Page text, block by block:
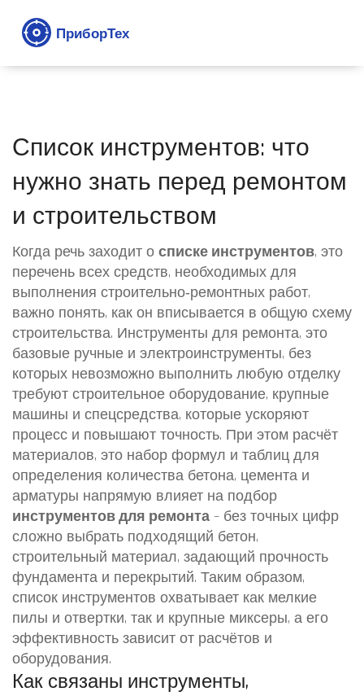
Список инструментов: что
нужно знать перед ремонтом
и строительством
Когда речь заходит о списке инструментов, это
перечень всех средств, необходимых для
выполнения строительно‑ремонтных работ,
важно понять, как он вписывается в общую схему
строительства. Инструменты для ремонта, это
базовые ручные и электроинструменты, без
которых невозможно выполнить любую отделку
требуют строительное оборудование, крупные
машины и спецсредства, которые ускоряют
процесс и повышают точность. При этом расчёт
материалов, это набор формул и таблиц для
определения количества бетона, цемента и
арматуры напрямую влияет на подбор
инструментов для ремонта – без точных цифр
сложно выбрать подходящий бетон,
строительный материал, задающий прочность
фундамента и перекрытий. Таким образом,
список инструментов охватывает как мелкие
пилы и отвертки, так и крупные миксеры, а его
эффективность зависит от расчётов и
оборудования.
Как связаны инструменты,